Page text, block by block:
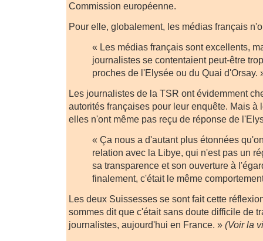
Commission européenne.
Pour elle, globalement, les médias français
« Les médias français sont excellents,
journalistes se contentaient peut-être
proches de l'Elysée ou du Quai d'Orsay.
Les journalistes de la TSR ont évidemment
autorités françaises pour leur enquête. Mais à
elles n'ont même pas reçu de réponse de
« Ça nous a d'autant plus étonnées
relation avec la Libye, qui n'est pas un
sa transparence et son ouverture à
finalement, c'était le même
Les deux Suissesses se sont fait cette
sommes dit que c'était sans doute difficile de
journalistes, aujourd'hui en France. » (Voir la